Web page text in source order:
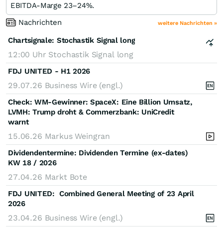
EBITDA‑Marge 23–24%.
Nachrichten
weitere Nachrichten »
Chartsignale: Stochastik Signal long
12:00 Uhr Stochastik Signal long
FDJ UNITED - H1 2026
29.07.26 Business Wire (engl.)
Check: WM-Gewinner: SpaceX: Eine Billion Umsatz,
LVMH: Trump droht & Commerzbank: UniCredit
warnt
15.06.26 Markus Weingran
Dividendentermine: Dividenden Termine (ex-dates)
KW 18 / 2026
27.04.26 Markt Bote
FDJ UNITED: Combined General Meeting of 23 April
2026
23.04.26 Business Wire (engl.)